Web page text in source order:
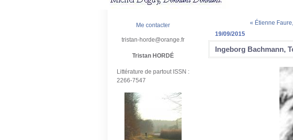
Me contacter
tristan-horde@orange.fr
Tristan HORDÉ
Littérature de partout ISSN :
2266-7547
« Étienne
19/09/2015
Ingeborg Bachmann,